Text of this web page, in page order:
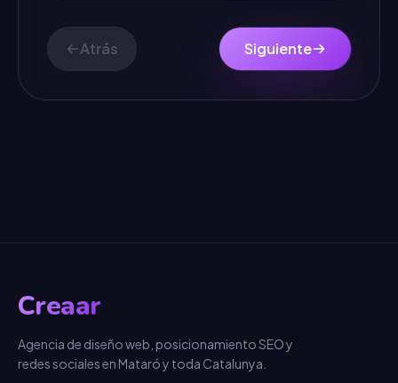
Atrás Siguiente
Creaar
Agencia de diseño web, posicionamiento SEO y
redes sociales en Mataró y toda Catalunya.